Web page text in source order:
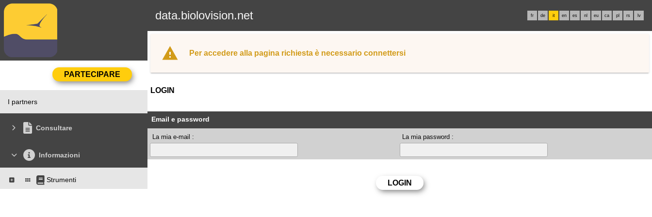
data.biolovision.net fr de it en es nl eu ca pl rs lv
I partners
Consultare
Informazioni
Strumenti
Per accedere alla pagina richiesta è necessario connettersi
LOGIN
Email e password
La mia e-mail : La mia password :